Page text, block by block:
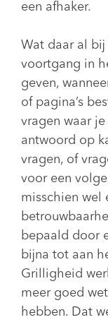
een afhaker.
Wat daar al
voortgang in
geven,
of pagina’s
vragen waar
antwoord op
vragen, of
voor een
misschien wel
bepaald door
bijna tot aan
Grilligheid
meer goed
hebben. Dat